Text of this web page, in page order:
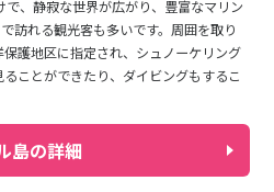
、静寂な世界が広がり、豊富なマリン
訪れる観光客も多いです。周囲を取り
護地区に指定され、シュノーケリング
ことができたり、ダイビングもするこ
島の詳細